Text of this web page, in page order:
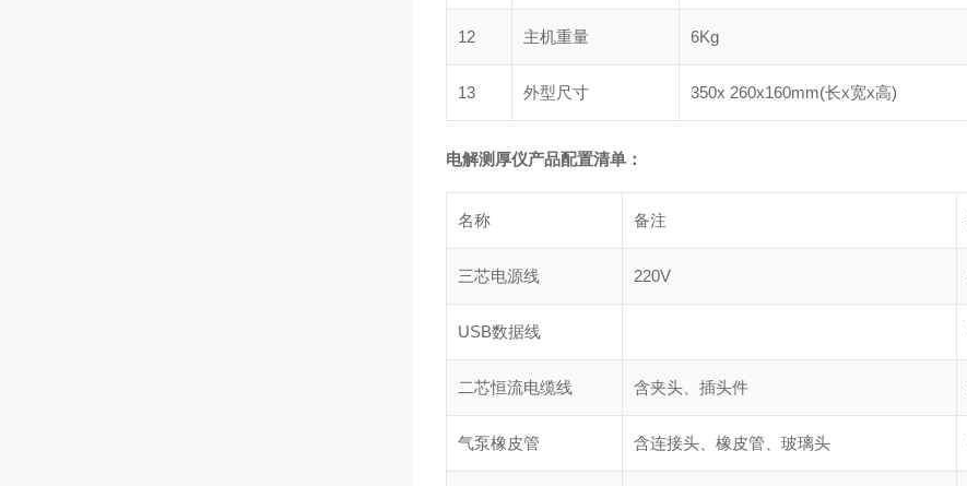
12 主机重量 6Kg
13 外型尺寸 350x 260x160mm(长x宽x高)
电解测厚仪产品配置清单：
名称 备注
三芯电源线 220V
USB数据线
二芯恒流电缆线 含夹头、插头件
气泵橡皮管 含连接头、橡皮管、玻璃头